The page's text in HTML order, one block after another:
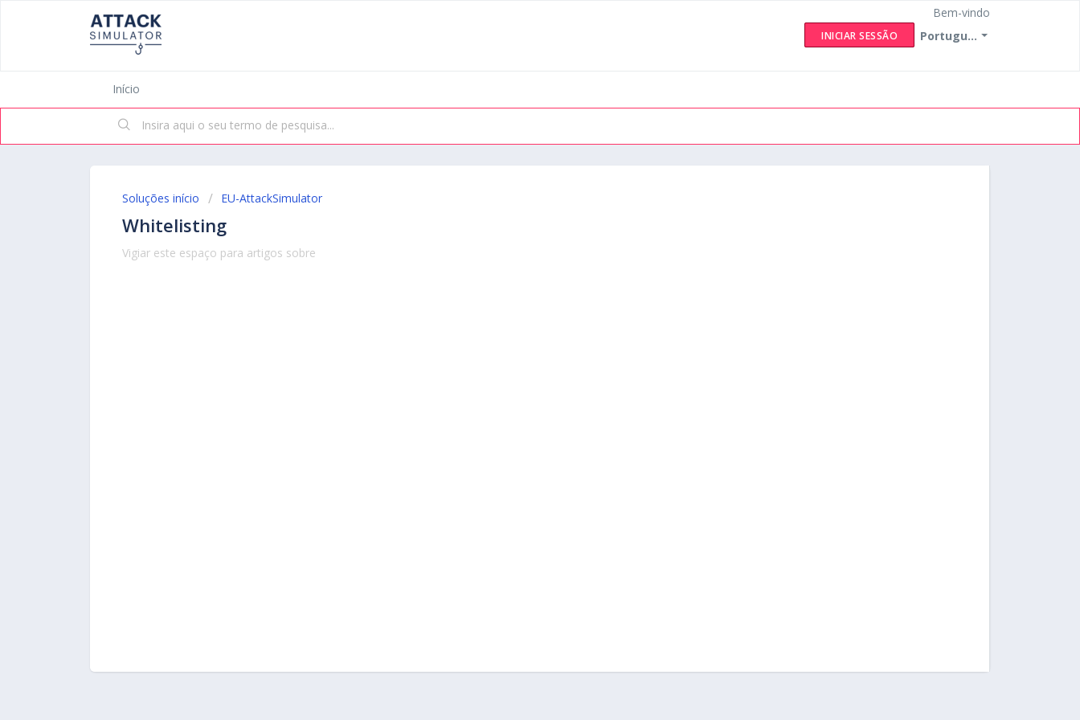
Portugu...
Bem-vindo
INICIAR SESSÃO
Início
Soluções início EU-AttackSimulator
Whitelisting
Vigiar este espaço para artigos sobre